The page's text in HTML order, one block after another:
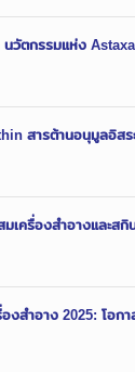
วัตกรรมแห่ง
สารต้านอนุมูลอิส
เครื่องสำอางและสกิ
องสำอาง 2025: โอก